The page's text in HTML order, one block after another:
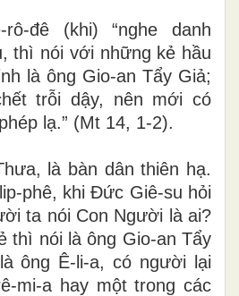
đê (khi) “nghe danh
thì nói với những kẻ hầu
là ông Gio-an Tẩy Giả;
trỗi dậy, nên mới có
lạ.” (Mt 14, 1-2).
là bàn dân thiên hạ.
phê, khi Đức Giê-su hỏi
ta nói Con Người là ai?
thì nói là ông Gio-an Tẩy
ông Ê-li-a, có người lại
mi-a hay một trong các